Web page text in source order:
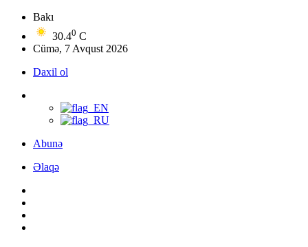
Bakı
30.40 C
Cümə, 7 Avqust 2026
Daxil ol
Abunə
Əlaqə